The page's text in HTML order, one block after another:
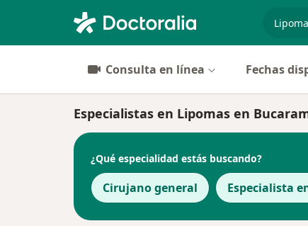
Consulta en línea Fechas
Especialistas en Lipomas en
¿Qué especialidad estás buscando?
Cirujano general Especialista